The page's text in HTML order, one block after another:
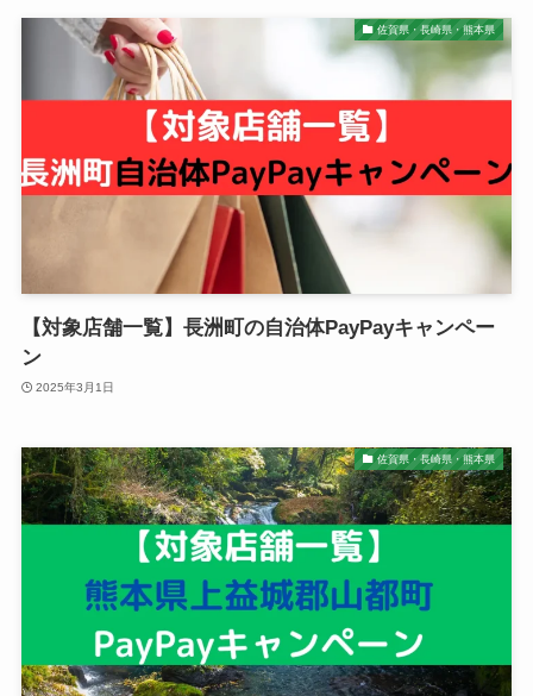
佐賀県・長崎県・熊本県
【対象店舗一覧】長洲町の自治体PayPayキャンペー
ン
2025年3月1日
佐賀県・長崎県・熊本県